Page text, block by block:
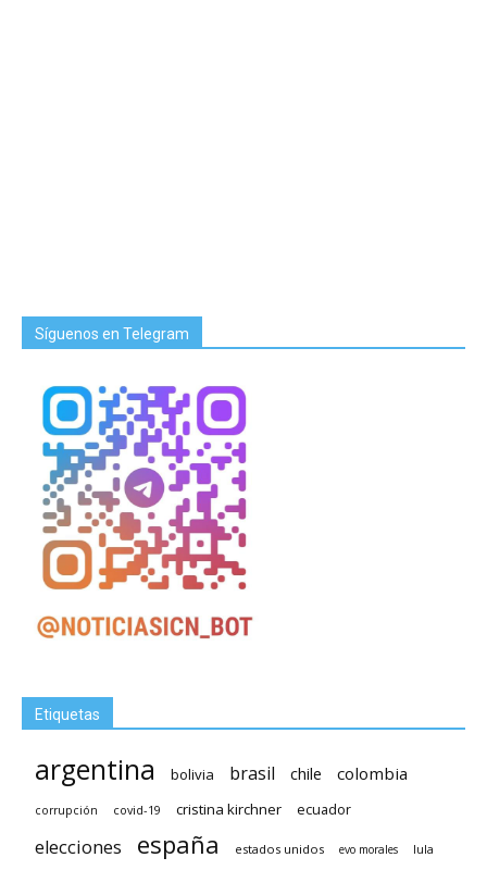
Síguenos en Telegram
Etiquetas
argentina bolivia brasil chile colombia
corrupción covid-19 cristina kirchner ecuador
elecciones españa estados unidos evo morales lula